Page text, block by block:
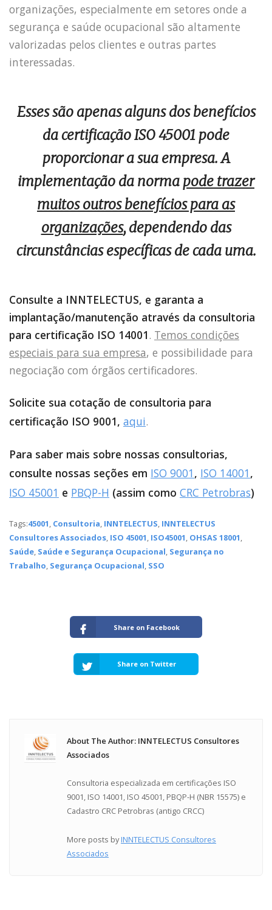
organizações, especialmente em setores onde a
segurança e saúde ocupacional são altamente
valorizadas pelos clientes e outras partes
interessadas.
Esses são apenas alguns dos benefícios
da certificação ISO 45001 pode
proporcionar a sua empresa. A
implementação da norma pode trazer
muitos outros benefícios para as
organizações, dependendo das
circunstâncias específicas de cada uma.
Consulte a INNTELECTUS, e garanta a
implantação/manutenção através da consultoria
para certificação ISO 14001. Temos condições
especiais para sua empresa, e possibilidade para
negociação com órgãos certificadores.
Solicite sua cotação de consultoria para
certificação ISO 9001, aqui.
Para saber mais sobre nossas consultorias,
consulte nossas seções em ISO 9001, ISO 14001,
ISO 45001 e PBQP-H (assim como CRC Petrobras)
Tags:45001, Consultoria, INNTELECTUS, INNTELECTUS
Consultores Associados, ISO 45001, ISO45001, OHSAS 18001,
Saúde, Saúde e Segurança Ocupacional, Segurança no
Trabalho, Segurança Ocupacional, SSO
Share on Facebook
Share on Twitter
About The Author: INNTELECTUS Consultores
Associados
Consultoria especializada em certificações ISO
9001, ISO 14001, ISO 45001, PBQP-H (NBR 15575) e
Cadastro CRC Petrobras (antigo CRCC)
More posts byINNTELECTUS Consultores
Associados